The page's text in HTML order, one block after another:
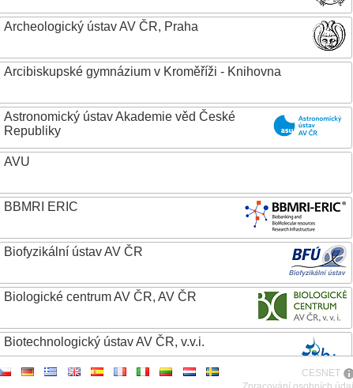
Archeologický ústav AV ČR, Praha
Arcibiskupské gymnázium v Kroměříži - Knihovna
Astronomický ústav Akademie věd České
Republiky
AVU
BBMRI ERIC
Biofyzikální ústav AV ČR
Biologické centrum AV ČR, AV ČR
Biotechnologický ústav AV ČR, v.v.i.
CESNET